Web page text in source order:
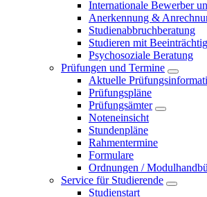
Internationale Bewerber
Anerkennung &
Studienabbruchberatung
Studieren mit
Psychosoziale Beratung
Prüfungen und Termine
Aktuelle
Prüfungspläne
Prüfungsämter
Noteneinsicht
Stundenpläne
Rahmentermine
Formulare
Ordnungen /
Service für Studierende
Studienstart